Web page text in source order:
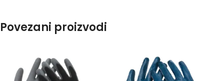
Povezani proizvodi